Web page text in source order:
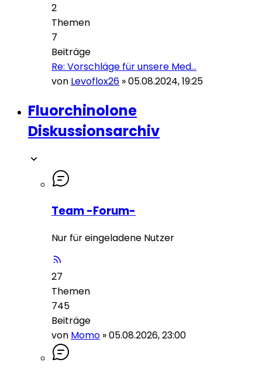
2
Themen
7
Beiträge
Re: Vorschläge für unsere Med…
von Levoflox26 »05.08.2024, 19:25
Fluorchinolone
Diskussionsarchiv
Team -Forum-
Nur für eingeladene Nutzer
27
Themen
745
Beiträge
von Momo »05.08.2026, 23:00